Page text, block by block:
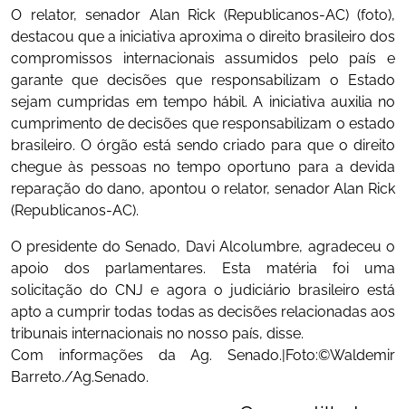
O relator, senador Alan Rick (Republicanos-AC) (foto),
destacou que a iniciativa aproxima o direito brasileiro dos
compromissos internacionais assumidos pelo país e
garante que decisões que responsabilizam o Estado
sejam cumpridas em tempo hábil. A iniciativa auxilia no
cumprimento de decisões que responsabilizam o estado
brasileiro. O órgão está sendo criado para que o direito
chegue às pessoas no tempo oportuno para a devida
reparação do dano, apontou o relator, senador Alan Rick
(Republicanos-AC).
O presidente do Senado, Davi Alcolumbre, agradeceu o
apoio dos parlamentares. Esta matéria foi uma
solicitação do CNJ e agora o judiciário brasileiro está
apto a cumprir todas todas as decisões relacionadas aos
tribunais internacionais no nosso país, disse.
Com informações da Ag. Senado.|Foto:©Waldemir
Barreto./Ag.Senado.